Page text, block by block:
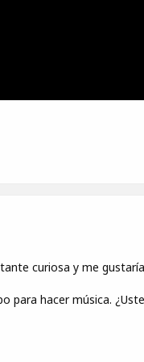
curiosa y me gustaría
para hacer música.